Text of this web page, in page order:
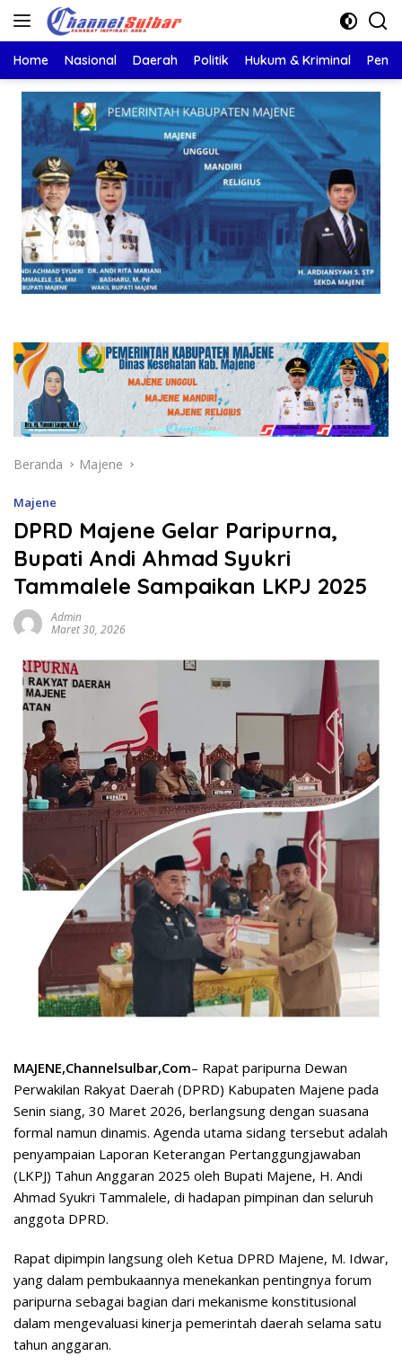
Langsung
Home Nasional Daerah Politik Hukum & Kriminal
Beranda Majene
Majene
DPRD Majene Gelar Paripurna,
Bupati Andi Ahmad Syukri
Tammalele Sampaikan LKPJ 2025
Admin
Maret 30, 2026
MAJENE,Channelsulbar,Com– Rapat paripurna Dewan
Perwakilan Rakyat Daerah (DPRD) Kabupaten Majene pada
Senin siang, 30 Maret 2026, berlangsung dengan suasana
formal namun dinamis. Agenda utama sidang tersebut adalah
penyampaian Laporan Keterangan Pertanggungjawaban
(LKPJ) Tahun Anggaran 2025 oleh Bupati Majene, H. Andi
Ahmad Syukri Tammalele, di hadapan pimpinan dan seluruh
anggota DPRD.
Rapat dipimpin langsung oleh Ketua DPRD Majene, M. Idwar,
yang dalam pembukaannya menekankan pentingnya forum
paripurna sebagai bagian dari mekanisme konstitusional
dalam mengevaluasi kinerja pemerintah daerah selama satu
tahun anggaran.